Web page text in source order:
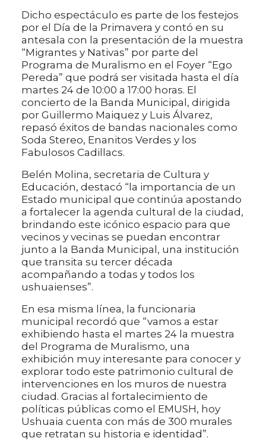
Dicho espectáculo es parte de los festejos
por el Día de la Primavera y contó en su
antesala con la presentación de la muestra
“Migrantes y Nativas” por parte del
Programa de Muralismo en el Foyer “Ego
Pereda” que podrá ser visitada hasta el día
martes 24 de 10:00 a 17:00 horas. El
concierto de la Banda Municipal, dirigida
por Guillermo Maiquez y Luis Álvarez,
repasó éxitos de bandas nacionales como
Soda Stereo, Enanitos Verdes y los
Fabulosos Cadillacs.
Belén Molina, secretaria de Cultura y
Educación, destacó “la importancia de un
Estado municipal que continúa apostando
a fortalecer la agenda cultural de la ciudad,
brindando este icónico espacio para que
vecinos y vecinas se puedan encontrar
junto a la Banda Municipal, una institución
que transita su tercer década
acompañando a todas y todos los
ushuaienses”.
En esa misma línea, la funcionaria
municipal recordó que “vamos a estar
exhibiendo hasta el martes 24 la muestra
del Programa de Muralismo, una
exhibición muy interesante para conocer y
explorar todo este patrimonio cultural de
intervenciones en los muros de nuestra
ciudad. Gracias al fortalecimiento de
políticas públicas como el EMUSH, hoy
Ushuaia cuenta con más de 300 murales
que retratan su historia e identidad”.